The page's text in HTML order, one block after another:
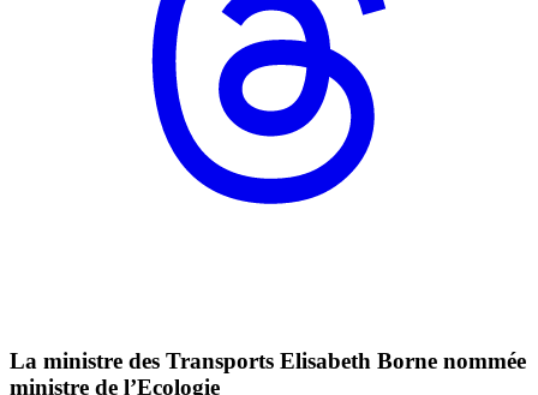
La ministre des Transports Elisabeth Borne nommée
ministre de l’Ecologie